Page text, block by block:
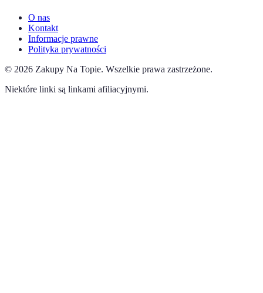
O nas
Kontakt
Informacje prawne
Polityka prywatności
© 2026 Zakupy Na Topie. Wszelkie prawa zastrzeżone.
Niektóre linki są linkami afiliacyjnymi.